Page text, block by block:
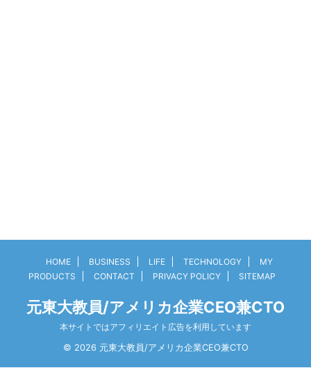
HOME BUSINESS LIFE TECHNOLOGY
MY
PRODUCTS
CONTACT PRIVACY POLICY SITEMAP
元東大教員/アメリカ企業CEO兼CTO
本サイトではアフィリエイト広告を利用しています
© 2026 元東大教員/アメリカ企業CEO兼CTO